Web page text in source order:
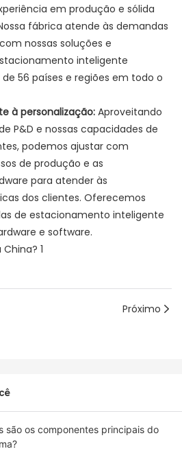
em produção e sólida
fábrica atende às demandas
nossas soluções e
inteligente
56 países e regiões em todo o
à personalização: Aproveitando
P&D e nossas capacidades de
podemos ajustar com
de produção e as
para atender às
dos clientes. Oferecemos
de estacionamento inteligente
e software.
Próximo
são os componentes principais do